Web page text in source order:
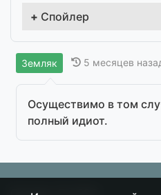
Спойлер
Земляк 5 месяцев
Осуществимо в том
полный идиот.